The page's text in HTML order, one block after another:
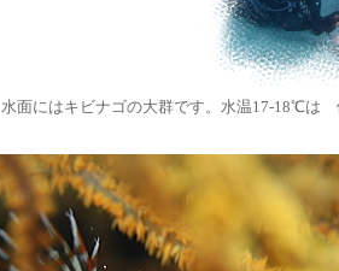
水面にはキビナゴの大群です。水温17-18℃は